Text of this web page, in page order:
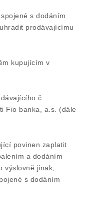
s dodáním
prodávajícímu
kupujícím v
č.
Fio banka, a.s. (dále
povinen zaplatit
a dodáním
výslovně jinak,
s dodáním